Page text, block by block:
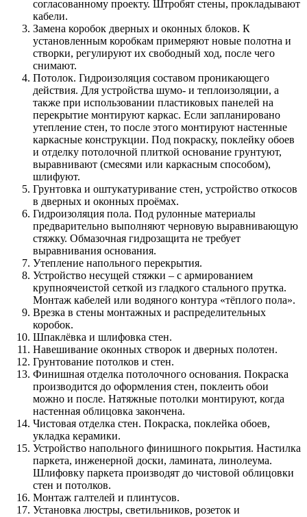
согласованному проекту. Штробят стены, прокладывают
кабели.
Замена коробок дверных и оконных блоков. К
установленным коробкам примеряют новые полотна и
створки, регулируют их свободный ход, после чего
снимают.
Потолок. Гидроизоляция составом проникающего
действия. Для устройства шумо- и теплоизоляции, а
также при использовании пластиковых панелей на
перекрытие монтируют каркас. Если запланировано
утепление стен, то после этого монтируют настенные
каркасные конструкции. Под покраску, поклейку обоев
и отделку потолочной плиткой основание грунтуют,
выравнивают (смесями или каркасным способом),
шлифуют.
Грунтовка и оштукатуривание стен, устройство откосов
в дверных и оконных проёмах.
Гидроизоляция пола. Под рулонные материалы
предварительно выполняют черновую выравнивающую
стяжку. Обмазочная гидрозащита не требует
выравнивания основания.
Утепление напольного перекрытия.
Устройство несущей стяжки – с армированием
крупноячеистой сеткой из гладкого стального прутка.
Монтаж кабелей или водяного контура «тёплого пола».
Врезка в стены монтажных и распределительных
коробок.
Шпаклёвка и шлифовка стен.
Навешивание оконных створок и дверных полотен.
Грунтование потолков и стен.
Финишная отделка потолочного основания. Покраска
производится до оформления стен, поклеить обои
можно и после. Натяжные потолки монтируют, когда
настенная облицовка закончена.
Чистовая отделка стен. Покраска, поклейка обоев,
укладка керамики.
Устройство напольного финишного покрытия. Настилка
паркета, инженерной доски, ламината, линолеума.
Шлифовку паркета производят до чистовой облицовки
стен и потолков.
Монтаж галтелей и плинтусов.
Установка люстры, светильников, розеток и